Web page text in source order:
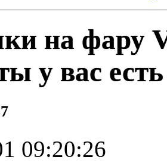
на фару
у вас есть
09:20:26